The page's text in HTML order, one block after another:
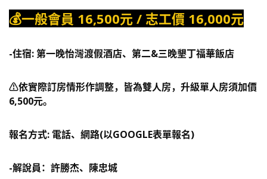
💰一般會員 16,500元 / 志工價 16,000元
-住宿:第一晚怡灣渡假酒店、第二&三晚墾丁福華飯店
⚠️依實際訂房情形作調整，皆為雙人房，升級單人房須加價
6,500元。
報名方式: 電話、網路(以GOOGLE表單報名)
-解說員： 許勝杰、陳忠城